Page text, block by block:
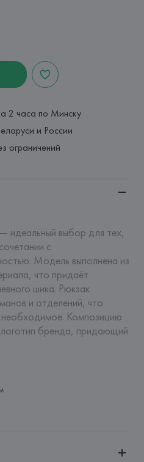
2 часа по Минску
и России
ограничений
идеальный выбор для тех,
с
Модель выполнена из
что придаёт
шика. Рюкзак
и отделений, что
необходимое. Композицию
логотип бренда, придающий